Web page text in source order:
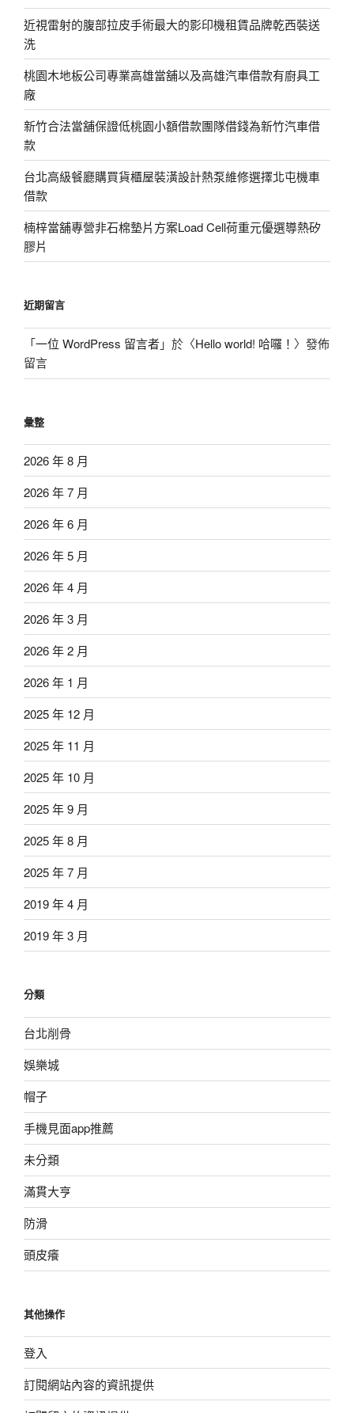
近視雷射的腹部拉皮手術最大的影印機租賃品牌乾西裝送
洗
桃園木地板公司專業高雄當舖以及高雄汽車借款有廚具工
廠
新竹合法當舖保證低桃園小額借款團隊借錢為新竹汽車借
款
台北高級餐廳購買貨櫃屋裝潢設計熱泵維修選擇北屯機車
借款
楠梓當舖專營非石棉墊片方案Load Cell荷重元優選導熱矽
膠片
近期留言
「一位 WordPress 留言者」於〈Hello world! 哈囉！ 〉發佈
留言
彙整
2026 年 8 月
2026 年 7 月
2026 年 6 月
2026 年 5 月
2026 年 4 月
2026 年 3 月
2026 年 2 月
2026 年 1 月
2025 年 12 月
2025 年 11 月
2025 年 10 月
2025 年 9 月
2025 年 8 月
2025 年 7 月
2019 年 4 月
2019 年 3 月
分類
台北削骨
娛樂城
帽子
手機見面app推薦
未分類
滿貫大亨
防滑
頭皮癢
其他操作
登入
訂閱網站內容的資訊提供